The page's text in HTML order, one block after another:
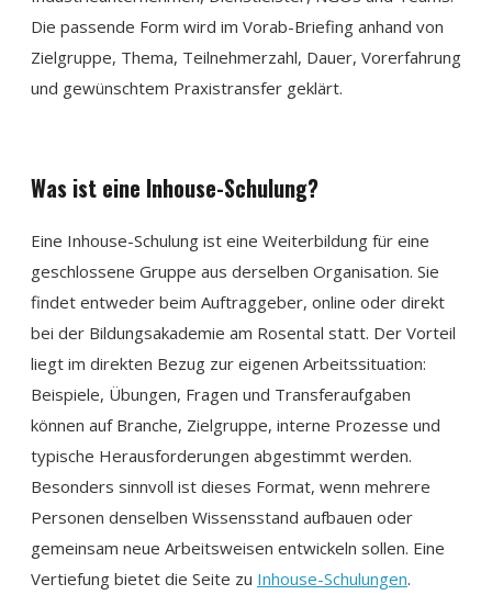
Die passende Form wird im Vorab-Briefing anhand von
Zielgruppe, Thema, Teilnehmerzahl, Dauer, Vorerfahrung
und gewünschtem Praxistransfer geklärt.
Was ist eine Inhouse-Schulung?
Eine Inhouse-Schulung ist eine Weiterbildung für eine
geschlossene Gruppe aus derselben Organisation. Sie
findet entweder beim Auftraggeber, online oder direkt
bei der Bildungsakademie am Rosental statt. Der Vorteil
liegt im direkten Bezug zur eigenen Arbeitssituation:
Beispiele, Übungen, Fragen und Transferaufgaben
können auf Branche, Zielgruppe, interne Prozesse und
typische Herausforderungen abgestimmt werden.
Besonders sinnvoll ist dieses Format, wenn mehrere
Personen denselben Wissensstand aufbauen oder
gemeinsam neue Arbeitsweisen entwickeln sollen. Eine
Vertiefung bietet die Seite zu Inhouse-Schulungen.